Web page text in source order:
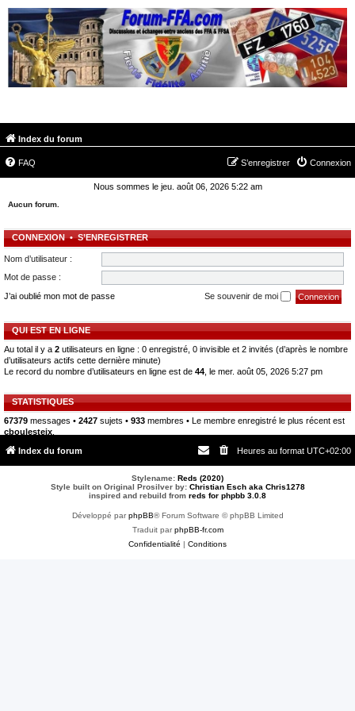
Index du forum
FAQ Connexion
S’enregistrer
Nous sommes le jeu. août 06, 2026 5:22 am
Aucun forum.
CONNEXION•S’ENREGISTRER
Nom d’utilisateur :
Mot de passe :
J’ai oublié mon mot de passe
Se souvenir de moi
QUI EST EN LIGNE
Au total il y a 2 utilisateurs en ligne : 0 enregistré, 0 invisible et 2 invités (d’après le nombre
d’utilisateurs actifs cette dernière minute)
Le record du nombre d’utilisateurs en ligne est de 44 , le mer. août 05, 2026 5:27 pm
STATISTIQUES
67379 messages • 2427 sujets • 933 membres • Le membre enregistré le plus récent est
cboulesteix
Index du forum
Heures au format UTC+02:00
Stylename: Reds (2020)
Style built on Original Prosilver by: Christian Esch aka Chris1278
inspired and rebuild from reds for phpbb 3.0.8
Développé parphpBB® Forum Software © phpBB Limited
Traduit parphpBB-fr.com
Confidentialité | Conditions